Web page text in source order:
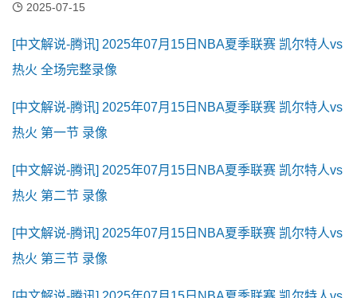
2025-07-15
[中文解说-腾讯] 2025年07月15日NBA夏季联赛 凯尔特人vs
热火 全场完整录像
[中文解说-腾讯] 2025年07月15日NBA夏季联赛 凯尔特人vs
热火 第一节 录像
[中文解说-腾讯] 2025年07月15日NBA夏季联赛 凯尔特人vs
热火 第二节 录像
[中文解说-腾讯] 2025年07月15日NBA夏季联赛 凯尔特人vs
热火 第三节 录像